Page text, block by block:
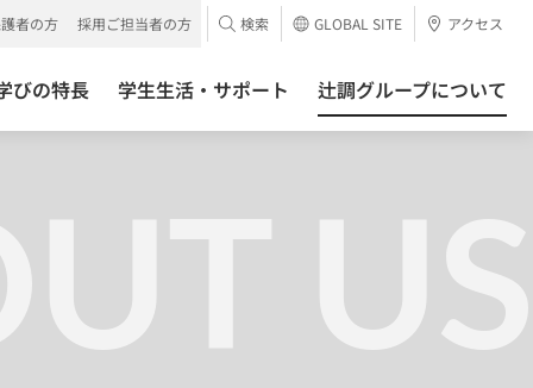
びの特長 学生生活・サポート 辻調グループについて
者の方 採用ご担当者の方 検索 GLOBAL SITE アクセス
US